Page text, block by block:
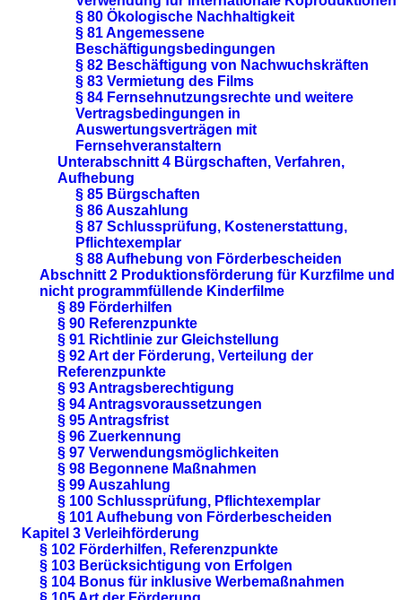
§ 80 Ökologische Nachhaltigkeit
§ 81 Angemessene
Beschäftigungsbedingungen
§ 82 Beschäftigung von Nachwuchskräften
§ 83 Vermietung des Films
§ 84 Fernsehnutzungsrechte und weitere
Vertragsbedingungen in
Auswertungsverträgen mit
Fernsehveranstaltern
Unterabschnitt 4 Bürgschaften, Verfahren,
Aufhebung
§ 85 Bürgschaften
§ 86 Auszahlung
§ 87 Schlussprüfung, Kostenerstattung,
Pflichtexemplar
§ 88 Aufhebung von Förderbescheiden
Abschnitt 2 Produktionsförderung für Kurzfilme und
nicht programmfüllende Kinderfilme
§ 89 Förderhilfen
§ 90 Referenzpunkte
§ 91 Richtlinie zur Gleichstellung
§ 92 Art der Förderung, Verteilung der
Referenzpunkte
§ 93 Antragsberechtigung
§ 94 Antragsvoraussetzungen
§ 95 Antragsfrist
§ 96 Zuerkennung
§ 97 Verwendungsmöglichkeiten
§ 98 Begonnene Maßnahmen
§ 99 Auszahlung
§ 100 Schlussprüfung, Pflichtexemplar
§ 101 Aufhebung von Förderbescheiden
Kapitel 3 Verleihförderung
§ 102 Förderhilfen, Referenzpunkte
§ 103 Berücksichtigung von Erfolgen
§ 104 Bonus für inklusive Werbemaßnahmen